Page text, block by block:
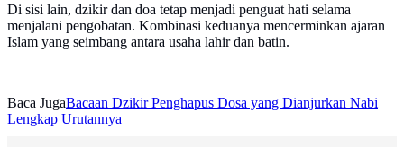
Di sisi lain, dzikir dan doa tetap menjadi penguat hati selama
menjalani pengobatan. Kombinasi keduanya mencerminkan ajaran
Islam yang seimbang antara usaha lahir dan batin.
Baca JugaBacaan Dzikir Penghapus Dosa yang Dianjurkan Nabi
Lengkap Urutannya